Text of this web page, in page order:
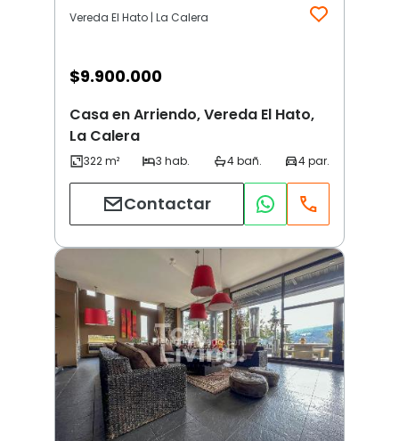
Vereda El Hato | La Calera
$9.900.000
Casa en Arriendo, Vereda El Hato,
La Calera
Contactar